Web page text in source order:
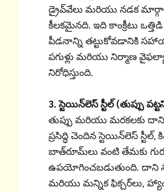
డ్రైవ్‌వేలు మరియు నడక
కీలకమైనది. ఇది కాంక్రీటు
పీడనాన్ని తట్టుకోవడానికి
పగుళ్లు మరియు నిర్మాణ
నిరోధిస్తుంది.
3. స్టెయిన్‌లెస్ స్టీల్ (తుప్పు
తుప్పు మరియు మరకలకు
ప్రసిద్ధి చెందిన స్టెయిన్‌లెస్
బాత్‌రూమ్‌లు వంటి తేమకు
ఉపయోగించబడుతుంది. దాని
మరియు మన్నిక ఫిక్చర్‌లు,